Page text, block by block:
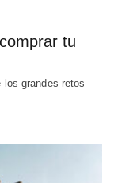
tu
los grandes retos